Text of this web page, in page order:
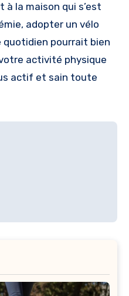
à la maison qui s’est
adopter un vélo
quotidien pourrait bien
activité physique
actif et sain toute